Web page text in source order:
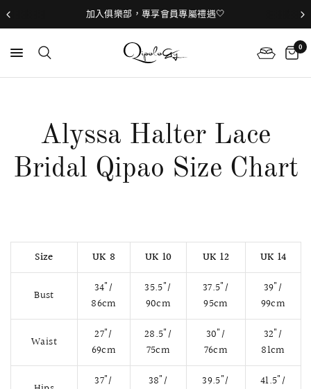
加入俱樂部，專享會員專屬禮遇🤍
0
Alyssa Halter Lace
Bridal Qipao Size Chart
Size UK 8 UK 10 UK 12 UK 14
Bust
34"/
86cm
35.5"/
90cm
37.5"/
95cm
39"/
99cm
Waist
27"/
69cm
28.5"/
75cm
30"/
76cm
32"/
81cm
37"/
38"/
39.5"/
41.5"/